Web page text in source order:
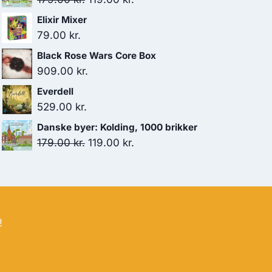
Elixir Mixer
79.00 kr.
Black Rose Wars Core Box
909.00 kr.
Everdell
529.00 kr.
Danske byer: Kolding, 1000 brikker
179.00kr. Den
119.00 kr.